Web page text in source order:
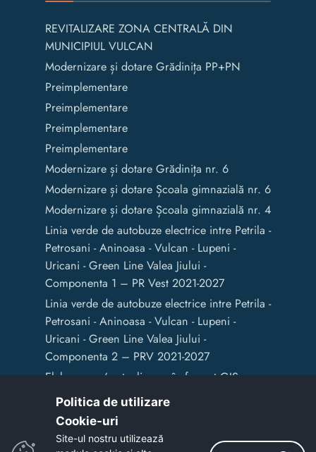
REVITALIZARE ZONA CENTRALĂ DIN
MUNICIPIUL VULCAN
Modernizare și dotare Grădinița PP+PN
Preimplementare
Preimplementare
Preimplementare
Preimplementare
Modernizare și dotare Grădinița nr. 6
Modernizare și dotare Școala gimnazială nr. 6
Modernizare și dotare Școala gimnazială nr. 4
Linia verde de autobuze electrice intre Petrila -
Petrosani - Aninoasa - Vulcan - Lupeni -
Uricani - Green Line Valea Jiului -
Componenta 1 – PR Vest 2021-2027
Linia verde de autobuze electrice intre Petrila -
Petrosani - Aninoasa - Vulcan - Lupeni -
Uricani - Green Line Valea Jiului -
Componenta 2 – PRV 2021-2027
Elaborarea / actualizarea în format GIS a
documentelor de amenajare a teritoriului și
de planificare urbană a Municipiului Vulcan
Politica de utilizare
Cookie-uri‎
Site-ul nostru utilizează